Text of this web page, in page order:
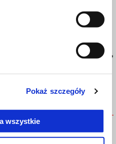
Pokaż szczegóły
wszystkie
SIDE BAGS SUPPORT